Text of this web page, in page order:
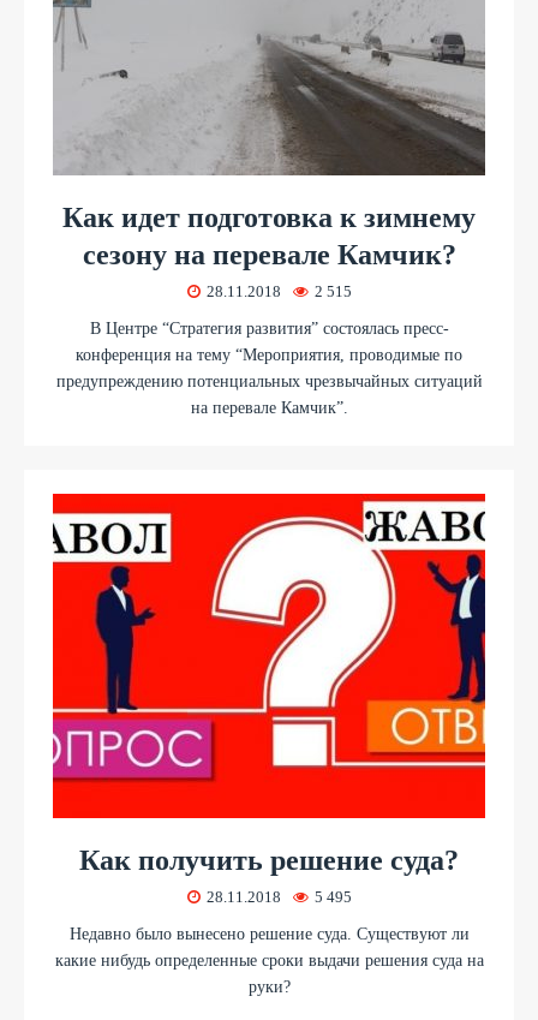
Как идет подготовка к зимнему
сезону на перевале Камчик?
28.11.2018 2 515
В Центре “Стратегия развития” состоялась пресс-
конференция на тему “Мероприятия, проводимые по
предупреждению потенциальных чрезвычайных ситуаций
на перевале Камчик”.
Как получить решение суда?
28.11.2018 5 495
Недавно было вынесено решение суда. Существуют ли
какие нибудь определенные сроки выдачи решения суда на
руки?